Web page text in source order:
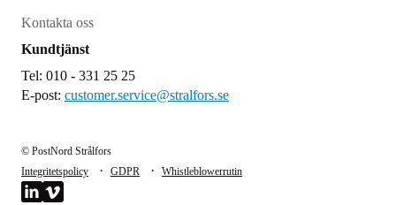
Kontakta oss
Kundtjänst
Tel: 010 - 331 25 25
E-post: customer.service@stralfors.se
© PostNord Strålfors
Integritetspolicy
· GDPR · Whistleblowerrutin